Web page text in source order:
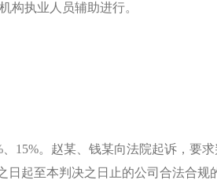
构执业人员辅助进行。
15%。赵某、钱某向法院起诉，要
起至本判决之日止的公司合法合